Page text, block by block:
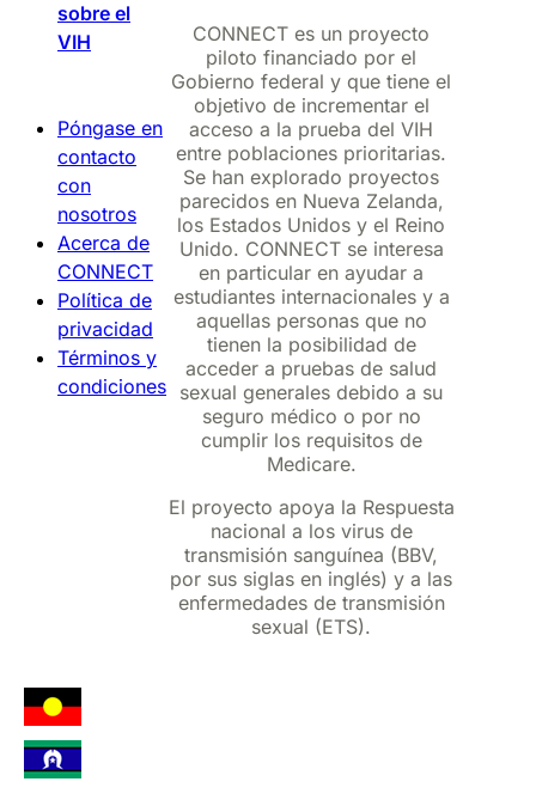
sobre el
VIH
Póngase en
contacto
con
nosotros
Acerca de
CONNECT
Política de
privacidad
Términos y
condiciones
CONNECT es un proyecto
piloto financiado por el
Gobierno federal y que tiene el
objetivo de incrementar el
acceso a la prueba del VIH
entre poblaciones prioritarias.
Se han explorado proyectos
parecidos en Nueva Zelanda,
los Estados Unidos y el Reino
Unido. CONNECT se interesa
en particular en ayudar a
estudiantes internacionales y a
aquellas personas que no
tienen la posibilidad de
acceder a pruebas de salud
sexual generales debido a su
seguro médico o por no
cumplir los requisitos de
Medicare.
El proyecto apoya la Respuesta
nacional a los virus de
transmisión sanguínea (BBV,
por sus siglas en inglés) y a las
enfermedades de transmisión
sexual (ETS).